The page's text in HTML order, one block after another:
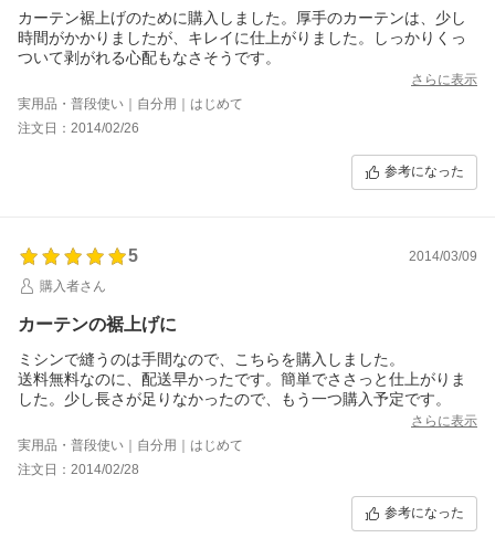
カーテン裾上げのために購入しました。厚手のカーテンは、少し
時間がかかりましたが、キレイに仕上がりました。しっかりくっ
ついて剥がれる心配もなさそうです。
さらに表示
実用品・普段使い｜自分用｜はじめて
注文日：2014/02/26
参考になった
5
2014/03/09
購入者さん
カーテンの裾上げに
ミシンで縫うのは手間なので、こちらを購入しました。
送料無料なのに、配送早かったです。簡単でささっと仕上がりま
した。少し長さが足りなかったので、もう一つ購入予定です。
さらに表示
実用品・普段使い｜自分用｜はじめて
注文日：2014/02/28
参考になった